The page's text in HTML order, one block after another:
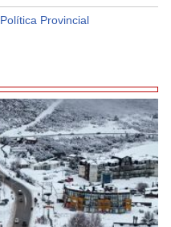
Política Provincial